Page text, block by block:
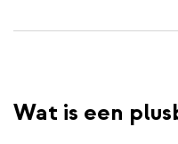
Wat is een